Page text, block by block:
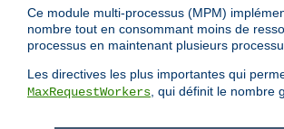
Ce module multi-processus (MPM)
nombre tout en consommant moins de
processus en maintenant plusieurs
Les directives les plus importantes qui
MaxRequestWorkers, qui définit le nombre